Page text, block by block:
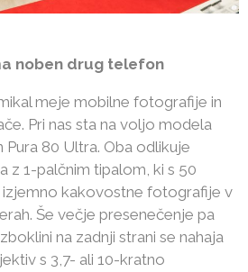
noben drug telefon
meje mobilne fotografije in
Pri nas sta na voljo modela
Pura 80 Ultra. Oba odlikuje
z 1-palčnim tipalom, ki s 50
izjemno kakovostne fotografije v
Še večje presenečenje pa
na zadnji strani se nahaja
s 3,7- ali 10-kratno